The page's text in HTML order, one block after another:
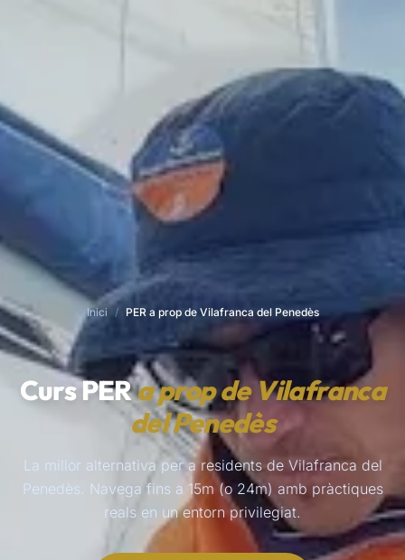
Inici / PER a prop de Vilafranca del Penedès
Curs PERa prop de Vilafranca
del Penedès
La millor alternativa per a residents de Vilafranca del
Penedès. Navega fins a 15m (o 24m) amb pràctiques
reals en un entorn privilegiat.